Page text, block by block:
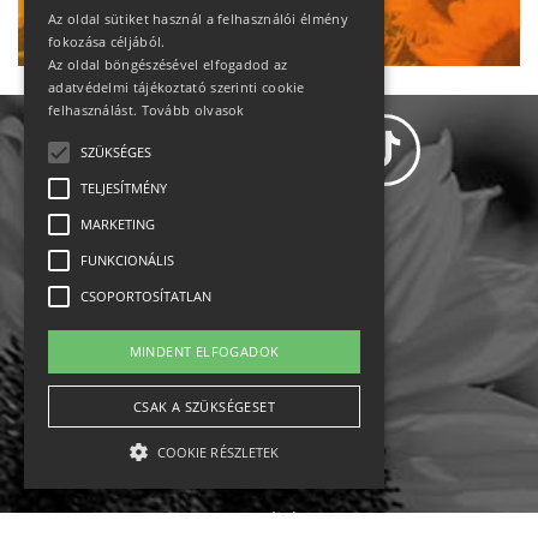
Állásajánlatok
Impresszum-kapcsolat
Jogi nyilatkozat
English
Az oldal sütiket használ a felhasználói élmény
fokozása céljából.
Az oldal böngészésével elfogadod az
adatvédelmi tájékoztató szerinti cookie
felhasználást. Tovább olvasok
SZÜKSÉGES
TELJESÍTMÉNY
MARKETING
FUNKCIONÁLIS
CSOPORTOSÍTATLAN
MINDENT ELFOGADOK
CSAK A SZÜKSÉGESET
COOKIE RÉSZLETEK